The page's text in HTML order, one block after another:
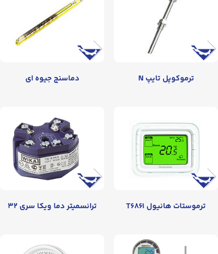
ترموکوپل تایپ N دماسنج جیوه ای
ترموستات هانیول T۶۸۶۱ ترانسمیتر دما ویکا سری ۳۲